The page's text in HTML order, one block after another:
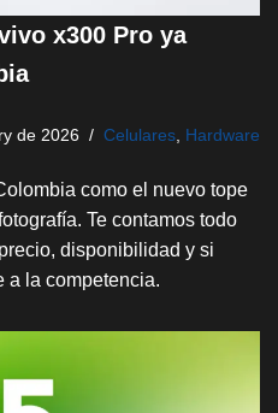
x300 Pro ya
de 2026 Celulares Hardware
como el nuevo tope
Te contamos todo
disponibilidad y si
a la competencia.